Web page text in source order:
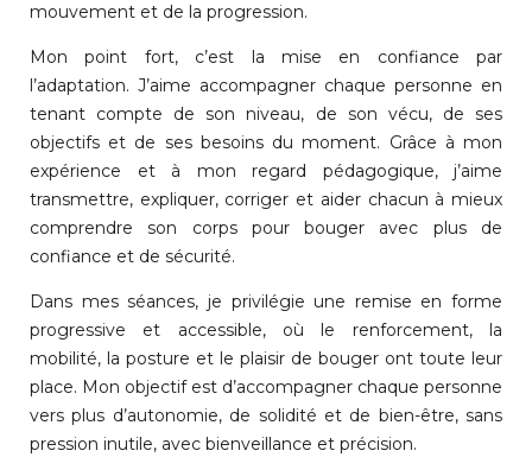
mouvement et de la progression.
Mon point fort, c’est la mise en confiance par
l’adaptation. J’aime accompagner chaque personne en
tenant compte de son niveau, de son vécu, de ses
objectifs et de ses besoins du moment. Grâce à mon
expérience et à mon regard pédagogique, j’aime
transmettre, expliquer, corriger et aider chacun à mieux
comprendre son corps pour bouger avec plus de
confiance et de sécurité.
Dans mes séances, je privilégie une remise en forme
progressive et accessible, où le renforcement, la
mobilité, la posture et le plaisir de bouger ont toute leur
place. Mon objectif est d’accompagner chaque personne
vers plus d’autonomie, de solidité et de bien-être, sans
pression inutile, avec bienveillance et précision.